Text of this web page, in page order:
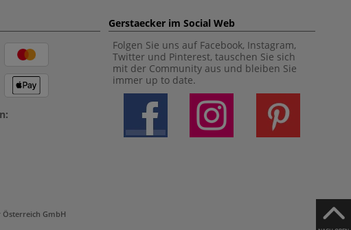
Gerstaecker im Social Web
Folgen Sie uns auf Facebook, Instagram,
Twitter und Pinterest, tauschen Sie sich
mit der Community aus und bleiben Sie
immer up to date.
Österreich GmbH